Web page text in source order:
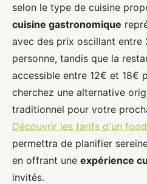
selon le type de cuisine
cuisine gastronomique
avec des prix oscillant
personne, tandis que la
accessible entre 12€ et 18€
cherchez une alternative
traditionnel pour votre
Découvrir les tarifs d'un
permettra de planifier
en offrant une expérience
invités.